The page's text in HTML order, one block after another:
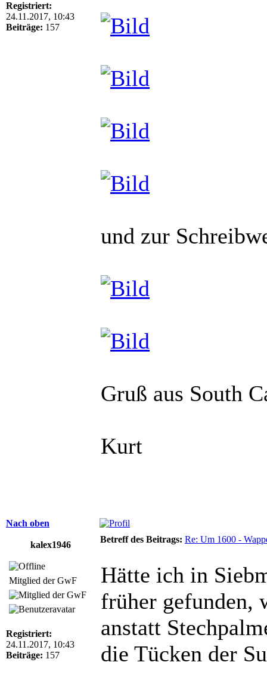
Registriert:
24.11.2017, 10:43
Beiträge: 157
und zur
Gruß aus South
Kurt
Nach oben
kalex1946
Betreff des Beitrags: Re: Um 1600 -
Mitglied der GwF
Registriert:
24.11.2017, 10:43
Beiträge: 157
Hätte ich in
früher gefunden,
anstatt
die Tücken der